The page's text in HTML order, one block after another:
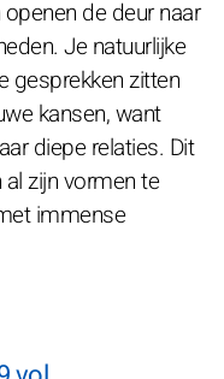
de deur naar
Je natuurlijke
gesprekken zitten
kansen, want
diepe relaties. Dit
zijn vormen te
immense